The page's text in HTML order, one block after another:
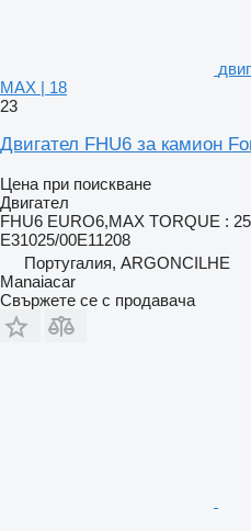
MAX | 18
23
Двигател FHU6 за камион
Цена при поискване
Двигател
FHU6 EURO6,MAX TORQUE :
E31025/00E11208
Португалия, ARGONCILHE
Manaiacar
Свържете се с продавача